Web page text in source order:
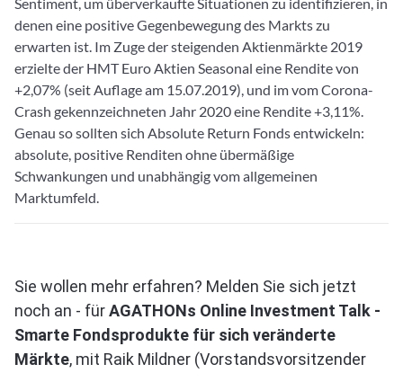
denen eine positive Gegenbewegung des Markts zu
erwarten ist. Im Zuge der steigenden Aktienmärkte 2019
erzielte der HMT Euro Aktien Seasonal eine Rendite von
+2,07% (seit Auflage am 15.07.2019), und im vom Corona-
Crash gekennzeichneten Jahr 2020 eine Rendite +3,11%.
Genau so sollten sich Absolute Return Fonds entwickeln:
absolute, positive Renditen ohne übermäßige
Schwankungen und unabhängig vom allgemeinen
Marktumfeld.
Sie wollen mehr erfahren? Melden Sie sich jetzt
noch an - fürAGATHONs Online Investment Talk -
Smarte Fondsprodukte für sich veränderte
Märkte, mit Raik Mildner (Vorstandsvorsitzender